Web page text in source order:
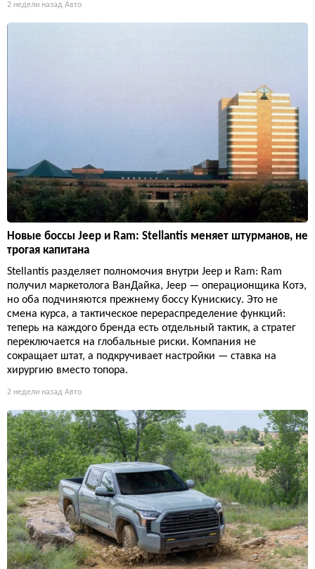
2 недели назад Авто
Новые боссы Jeep и Ram: Stellantis меняет штурманов, не
трогая капитана
Stellantis разделяет полномочия внутри Jeep и Ram: Ram
получил маркетолога ВанДайка, Jeep — операционщика Котэ,
но оба подчиняются прежнему боссу Кунискису. Это не
смена курса, а тактическое перераспределение функций:
теперь на каждого бренда есть отдельный тактик, а стратег
переключается на глобальные риски. Компания не
сокращает штат, а подкручивает настройки — ставка на
хирургию вместо топора.
2 недели назад Авто